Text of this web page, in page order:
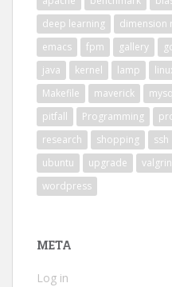
deep learning
dimension
emacs
fpm gallery
java
kernel lamp
Makefile
maverick
pitfall
Programming
research
shopping ssh
ubuntu
upgrade
wordpress
META
Log in